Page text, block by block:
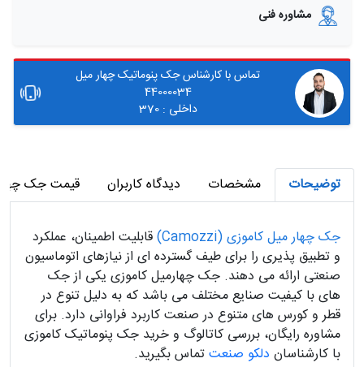
مشاوره فنی
تماس با کارشناس جک پنوماتیک چهار میل
44000034
داخلی : 370
توضیحات مشخصات دیدگاه کاربران قیمت جک
جک چهار میل کاموزی (Camozzi)
قابلیت اطمینان، عملکرد
و تطبیق پذیری را برای طیف گسترده ای از نیازهای اتوماسیون
صنعتی ارائه می دهند. جک چهارمیل کاموزی یکی از جک
های با کیفیت صنایع مختلف می باشد که به دلیل تنوع در
قطر و کورس های متنوع در صنعت کاربرد فراوانی دارد. برای
مشاوره رایگان، بررسی کاتالوگ و خرید جک پنوماتیک کاموزی
با کارشناسان دلکو صنعتتماس بگیرید.